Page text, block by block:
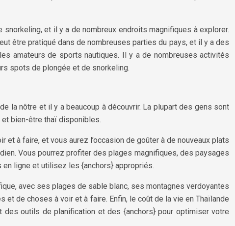
et il y a de nombreux endroits magnifiques à explorer.
être pratiqué dans de nombreuses parties du pays, et il y a des
amateurs de sports nautiques. Il y a de nombreuses activités
spots de plongée et de snorkeling.
la nôtre et il y a beaucoup à découvrir. La plupart des gens sont
bien-être thaï disponibles.
à faire, et vous aurez l’occasion de goûter à de nouveaux plats
Vous pourrez profiter des plages magnifiques, des paysages
ligne et utilisez les {anchors} appropriés.
avec ses plages de sable blanc, ses montagnes verdoyantes
et de choses à voir et à faire. Enfin, le coût de la vie en Thaïlande
outils de planification et des {anchors} pour optimiser votre